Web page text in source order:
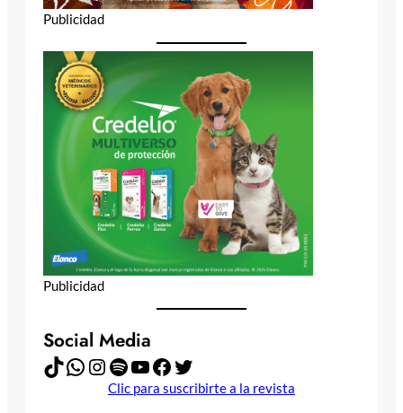
Publicidad
Publicidad
Social Media
TikTok WhatsApp Instagram Spotify YouTube Facebook Twitter
Clic para suscribirte a la revista